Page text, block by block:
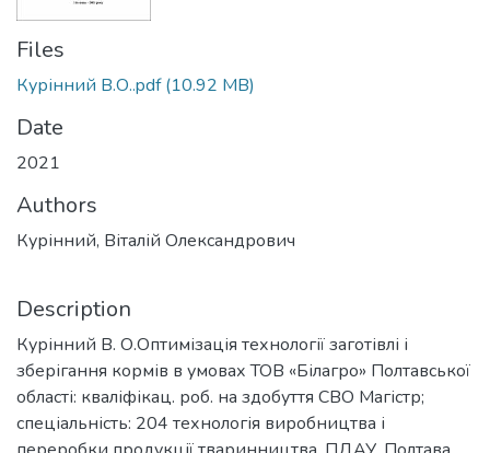
Files
Курінний В.О..pdf(10.92 MB)
Date
2021
Authors
Курінний, Віталій Олександрович
Description
Курінний В. О.Оптимізація технології заготівлі і
зберігання кормів в умовах ТОВ «Білагро» Полтавської
області: кваліфікац. роб. на здобуття СВО Магістр;
спеціальність: 204 технологія виробництва і